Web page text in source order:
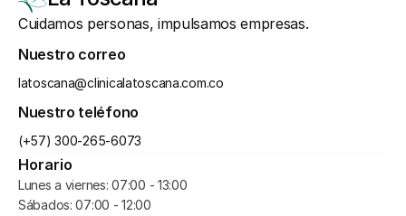
Cuidamos personas, impulsamos empresas.
Nuestro correo
latoscana@clinicalatoscana.com.co
Nuestro teléfono
(+57) 300-265-6073
Horario
Lunes a viernes: 07:00 - 13:00
Sábados: 07:00 - 12:00